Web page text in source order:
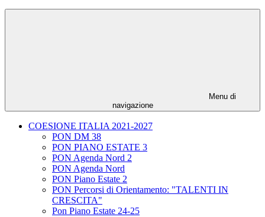
Menu di
navigazione
COESIONE ITALIA 2021-2027
PON DM 38
PON PIANO ESTATE 3
PON Agenda Nord 2
PON Agenda Nord
PON Piano Estate 2
PON Percorsi di Orientamento: "TALENTI IN
CRESCITA"
Pon Piano Estate 24-25